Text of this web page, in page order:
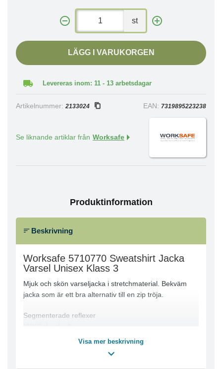
st
LÄGG I VARUKORGEN
Levereras inom: 11 - 13 arbetsdagar
Artikelnummer: 2133024 EAN: 7319895223238
Se liknande artiklar från Worksafe
Produktinformation
Beskrivning
Worksafe 5710770 Sweatshirt Jacka
Varsel Unisex Klass 3
Mjuk och skön varseljacka i stretchmaterial. Bekväm
jacka som är ett bra alternativ till en zip tröja.
Segmenterade reflexer
YKK®-dragkedja
Bröstficka och framfickor med dragkedja
Visa mer beskrivning